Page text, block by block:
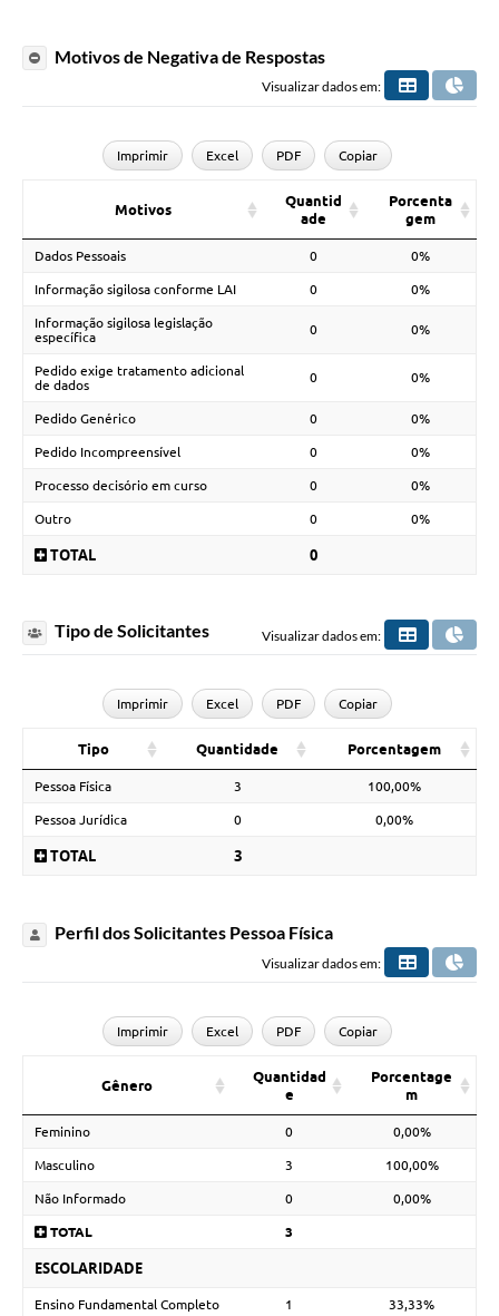
Motivos de Negativa de Respostas
Visualizar dados em:
Imprimir Excel PDF Copiar
Motivos
Quantid
ade
Porcenta
gem
Dados Pessoais 0 0%
Informação sigilosa conforme LAI 0 0%
Informação sigilosa legislação
específica
0 0%
Pedido exige tratamento adicional
de dados
0 0%
Pedido Genérico 0 0%
Pedido Incompreensível 0 0%
Processo decisório em curso 0 0%
Outro 0 0%
TOTAL 0
Tipo de Solicitantes Visualizar dados em:
Imprimir Excel PDF Copiar
Tipo Quantidade Porcentagem
Pessoa Física 3 100,00%
Pessoa Jurídica 0 0,00%
TOTAL 3
Perfil dos Solicitantes Pessoa Física
Visualizar dados em:
Imprimir Excel PDF Copiar
Gênero
Quantidad
e
Porcentage
m
Feminino 0 0,00%
Masculino 3 100,00%
Não Informado 0 0,00%
TOTAL 3
ESCOLARIDADE
Ensino Fundamental Completo 1 33,33%